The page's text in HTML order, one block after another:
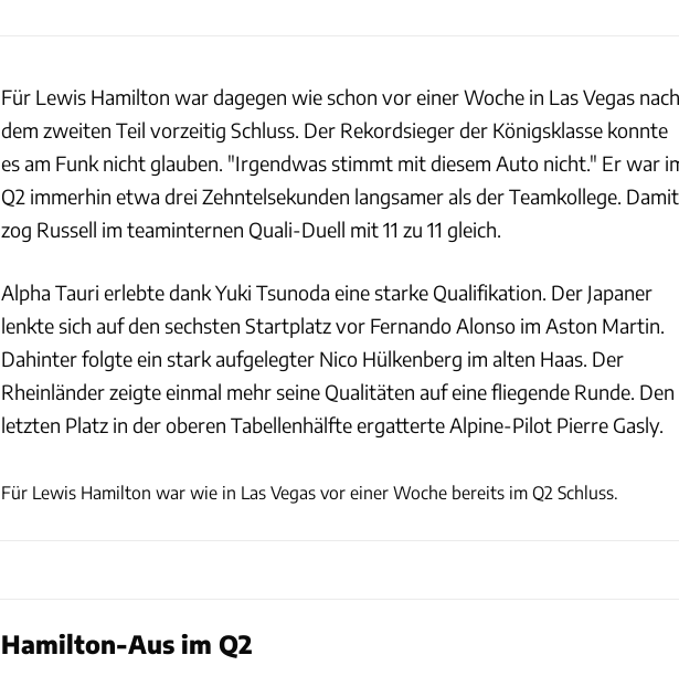
Für Lewis Hamilton war dagegen wie schon vor einer Woche in Las Vegas nach
dem zweiten Teil vorzeitig Schluss. Der Rekordsieger der Königsklasse konnte
es am Funk nicht glauben. "Irgendwas stimmt mit diesem Auto nicht." Er war
Q2 immerhin etwa drei Zehntelsekunden langsamer als der Teamkollege. Damit
zog Russell im teaminternen Quali-Duell mit 11 zu 11 gleich.
Alpha Tauri erlebte dank Yuki Tsunoda eine starke Qualifikation. Der Japaner
lenkte sich auf den sechsten Startplatz vor Fernando Alonso im Aston Martin.
Dahinter folgte ein stark aufgelegter Nico Hülkenberg im alten Haas. Der
Rheinländer zeigte einmal mehr seine Qualitäten auf eine fliegende Runde. Den
letzten Platz in der oberen Tabellenhälfte ergatterte Alpine-Pilot Pierre Gasly.
Für Lewis Hamilton war wie in Las Vegas vor einer Woche bereits im Q2 Schluss.
Hamilton-Aus im Q2